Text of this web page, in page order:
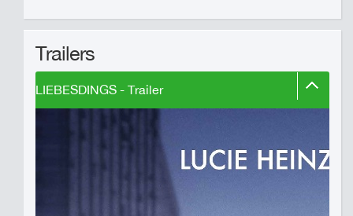
Trailers
LIEBESDINGS - Trailer